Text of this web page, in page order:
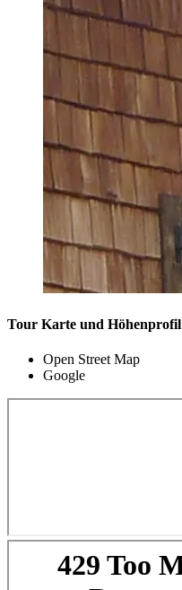
Tour Karte und Höhenprofil
Open Street Map
Google